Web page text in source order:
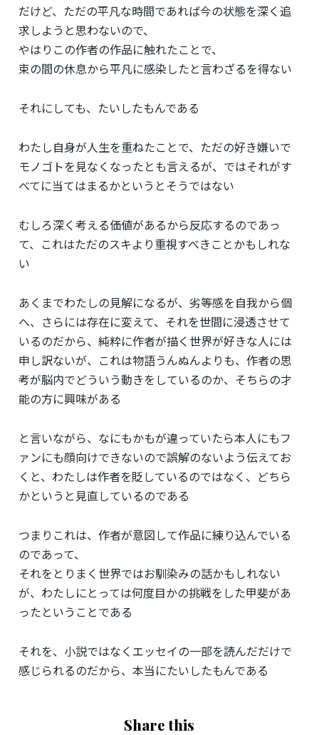
だけど、ただの平凡な時間であれば今の状態を深く追
求しようと思わないので、
やはりこの作者の作品に触れたことで、
束の間の休息から平凡に感染したと言わざるを得ない
それにしても、たいしたもんである
わたし自身が人生を重ねたことで、ただの好き嫌いで
モノゴトを見なくなったとも言えるが、ではそれがす
べてに当てはまるかというとそうではない
むしろ深く考える価値があるから反応するのであっ
て、これはただのスキより重視すべきことかもしれな
い
あくまでわたしの見解になるが、劣等感を自我から個
へ、さらには存在に変えて、それを世間に浸透させて
いるのだから、純粋に作者が描く世界が好きな人には
申し訳ないが、これは物語うんぬんよりも、作者の思
考が脳内でどういう動きをしているのか、そちらの才
能の方に興味がある
と言いながら、なにもかもが違っていたら本人にもフ
ァンにも顔向けできないので誤解のないよう伝えてお
くと、わたしは作者を貶しているのではなく、どちら
かというと見直しているのである
つまりこれは、作者が意図して作品に練り込んでいる
のであって、
それをとりまく世界ではお馴染みの話かもしれない
が、わたしにとっては何度目かの挑戦をした甲斐があ
ったということである
それを、小説ではなくエッセイの一部を読んだだけで
感じられるのだから、本当にたいしたもんである
Share this